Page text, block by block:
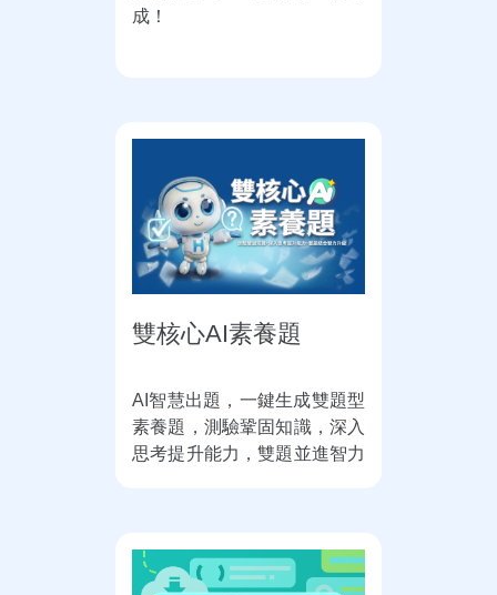
成！
雙核心AI素養題
AI智慧出題，一鍵生成雙題型
素養題，測驗鞏固知識，深入
思考提升能力，雙題並進智力